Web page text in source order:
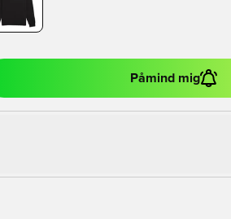
Påmind mig